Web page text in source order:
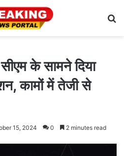
के सामने दिया
कामों में तेजी से
15, 2024 0 2 minutes read